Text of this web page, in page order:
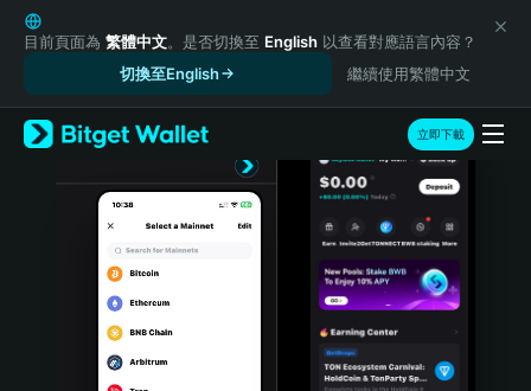
English
日本語
Русский
Español (Latinoamérica)
Türkçe
Português (Portugal)
Bahasa Indonesia
目前頁面為 繁體中文。是否切換至 English 以查看對應語言內容？
切換至English
繼續使用繁體中文
立即下載